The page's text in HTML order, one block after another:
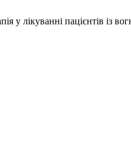
у лікуванні пацієнтів із